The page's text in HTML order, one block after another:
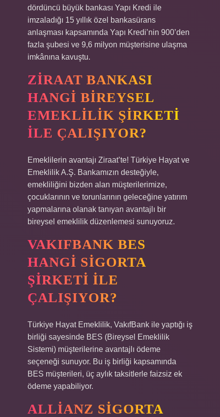
dördüncü büyük bankası Yapı Kredi ile
imzaladığı 15 yıllık özel bankasürans
anlaşması kapsamında Yapı Kredi’nin 900’den
fazla şubesi ve 9,6 milyon müşterisine ulaşma
imkânına kavuştu.
ZIRAAT BANKASI
HANGI BIREYSEL
EMEKLILIK ŞIRKETI
ILE ÇALIŞIYOR?
Emeklilerin avantajı Ziraat’te! Türkiye Hayat ve
Emeklilik A.Ş. Bankamızın desteğiyle,
emekliliğini bizden alan müşterilerimize,
çocuklarının ve torunlarının geleceğine yatırım
yapmalarına olanak tanıyan avantajlı bir
bireysel emeklilik düzenlemesi sunuyoruz.
VAKIFBANK BES
HANGI SIGORTA
ŞIRKETI ILE
ÇALIŞIYOR?
Türkiye Hayat Emeklilik, VakıfBank ile yaptığı iş
birliği sayesinde BES (Bireysel Emeklilik
Sistemi) müşterilerine avantajlı ödeme
seçeneği sunuyor. Bu iş birliği kapsamında
BES müşterileri, üç aylık taksitlerle faizsiz ek
ödeme yapabiliyor.
ALLIANZ SIGORTA